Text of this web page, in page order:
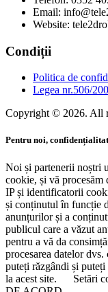
Email:
Website:
Condiții
Politica de
Legea nr.506/
Copyright © 2026. All
Pentru noi,
Noi și partenerii noștri
cookie, și vă procesăm
IP și identificatorii
și conținutul în funcție
anunțurilor și a
publicul care a văzut
pentru a vă da
procesarea datelor
puteți răzgândi și
la acest site.
Setări